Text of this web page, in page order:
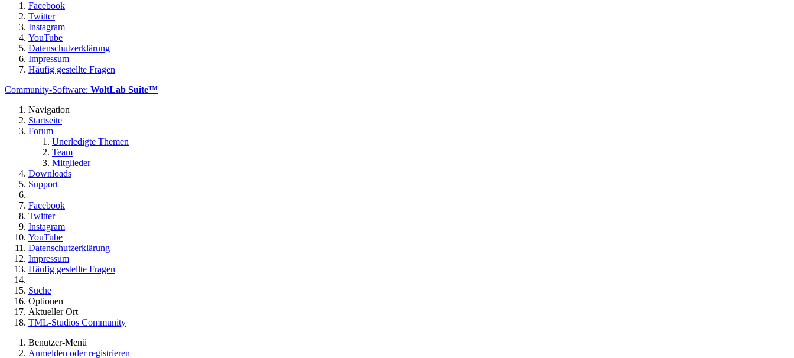
Facebook
Twitter
Instagram
YouTube
Datenschutzerklärung
Impressum
Häufig gestellte Fragen
Community-Software: WoltLab Suite™
Navigation
Startseite
Forum
Unerledigte Themen
Team
Mitglieder
Downloads
Support
Facebook
Twitter
Instagram
YouTube
Datenschutzerklärung
Impressum
Häufig gestellte Fragen
Suche
Optionen
Aktueller Ort
TML-Studios Community
Benutzer-Menü
Anmelden oder registrieren